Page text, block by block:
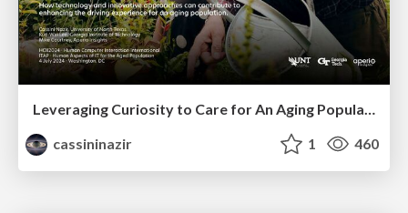
Leveraging Curiosity to Care for An Aging Population
cassininazir
1 460